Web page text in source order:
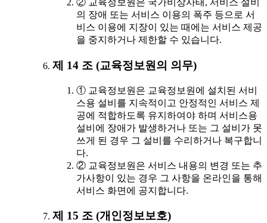
② 교육정보원은 국가비상사태, 서비스 설비
의 장애 또는 서비스 이용의 폭주 등으로 서
비스 이용에 지장이 있는 때에는 서비스 제공
을 중지하거나 제한할 수 있습니다.
제 14 조 (교육정보원의 의무)
① 교육정보원은 교육정보원에 설치된 서비
스용 설비를 지속적이고 안정적인 서비스 제
공에 적합하도록 유지하여야 하며 서비스용
설비에 장애가 발생하거나 또는 그 설비가 못
쓰게 된 경우 그 설비를 수리하거나 복구합니
다.
② 교육정보원은 서비스 내용의 변경 또는 추
가사항이 있는 경우 그 사항을 온라인을 통해
서비스 화면에 공지합니다.
제 15 조 (개인정보보호)